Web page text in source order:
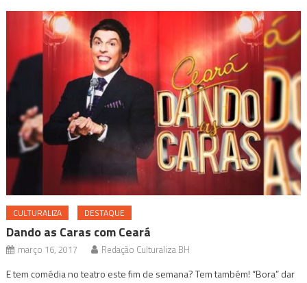
CULTURALIZA DESTAQUE
Dando as Caras com Ceará
março 16, 2017 Redação Culturaliza BH
E tem comédia no teatro este fim de semana? Tem também! “Bora” dar